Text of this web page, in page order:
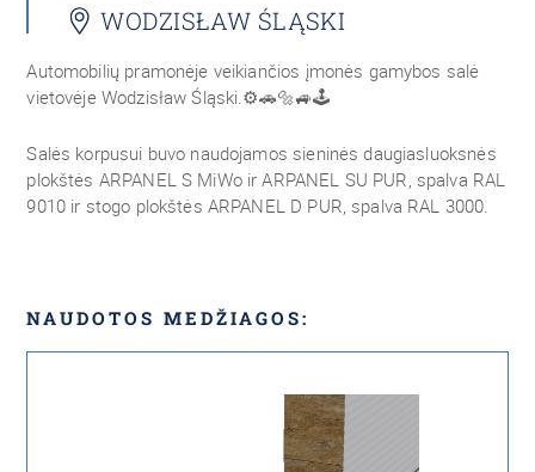
WODZISŁAW ŚLĄSKI
Automobilių pramonėje veikiančios įmonės gamybos salė
vietovėje Wodzisław Śląski.⚙️🚗🔩🚙🕹
Salės korpusui buvo naudojamos sieninės daugiasluoksnės
plokštės ARPANEL S MiWo ir ARPANEL SU PUR, spalva RAL
9010 ir stogo plokštės ARPANEL D PUR, spalva RAL 3000.
NAUDOTOS MEDŽIAGOS: